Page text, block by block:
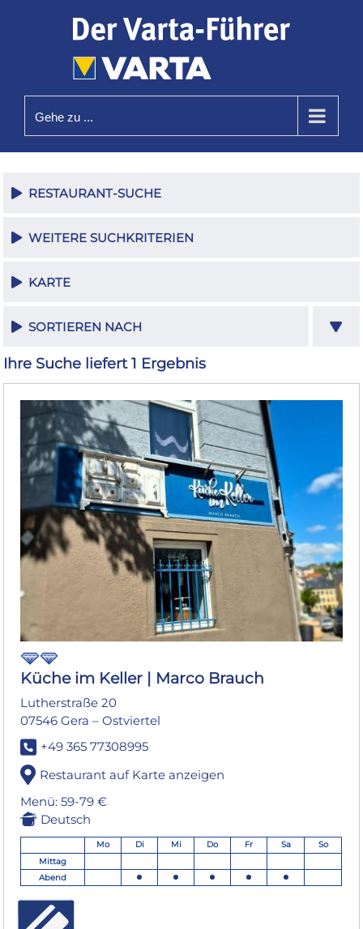
Gehe zu ...
RESTAURANT-SUCHE
WEITERE SUCHKRITERIEN
KARTE
SORTIEREN NACH
Ihre Suche liefert 1 Ergebnis
Küche im Keller | Marco Brauch
Lutherstraße 20
07546 Gera – Ostviertel
+49 365 77308995
Restaurant auf Karte anzeigen
Menü: 59-79 €
Deutsch
Mo Di Mi Do Fr Sa
So
Mittag
Abend